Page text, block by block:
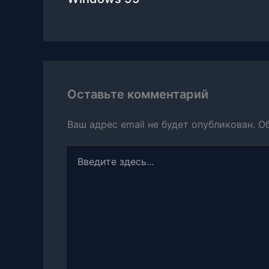
Оставьте комментарий
Ваш адрес email не будет опубликован.
здесь...